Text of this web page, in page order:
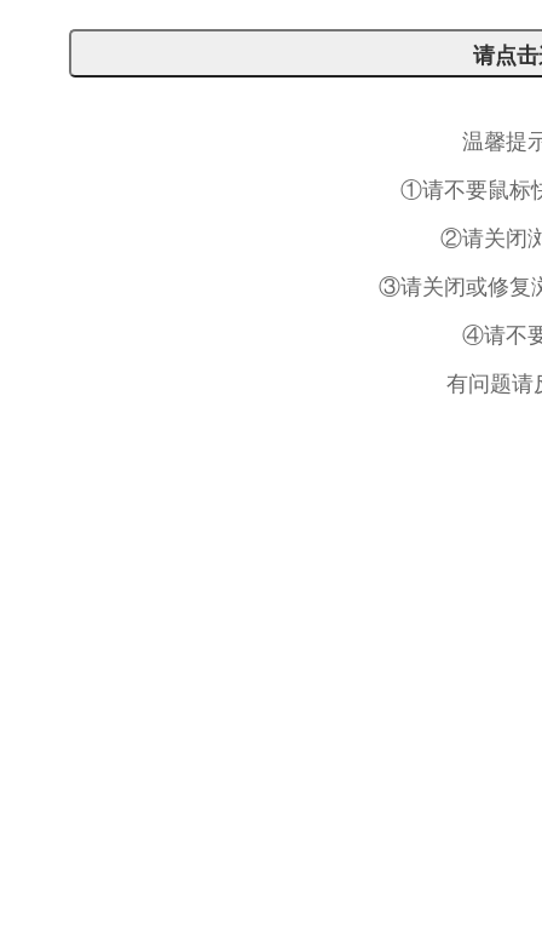
温馨提
①请不要鼠标
②请关闭
③请关闭或修复
④请不
有问题请